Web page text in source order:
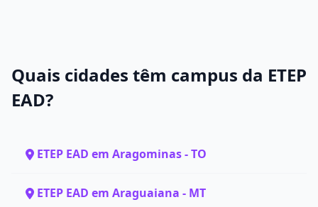
Quais cidades têm campus da ETEP
EAD?
ETEP EAD em Aragominas - TO
ETEP EAD em Araguaiana - MT